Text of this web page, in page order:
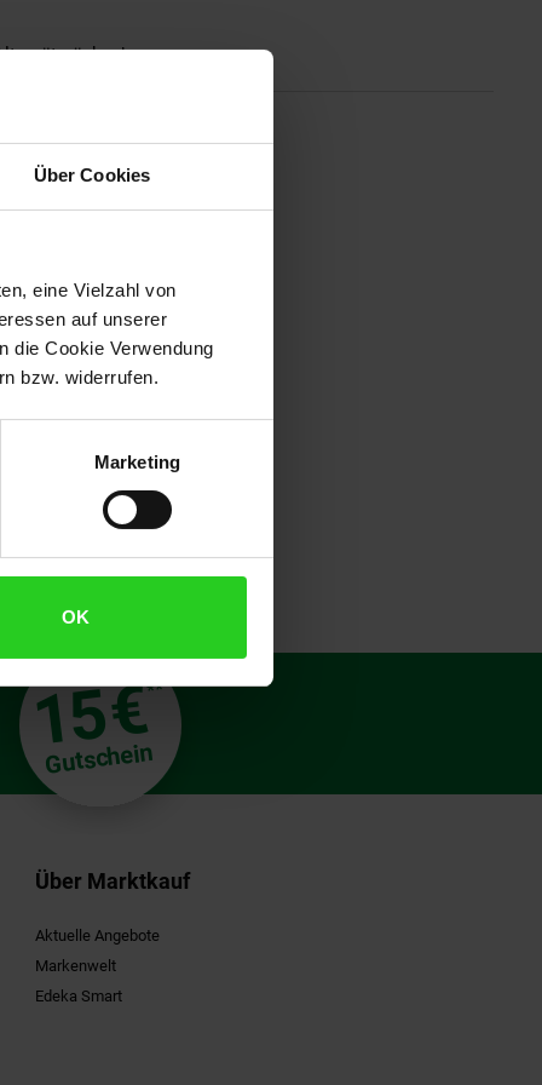
Über Cookies
eine Vielzahl von
auf unserer
die Cookie Verwendung
bzw. widerrufen.
Marketing
OK
Weise zu präsentieren. Mit
werden zu lassen. Der
Kontrastverhältnis von
Anschlüsse, um Ihre Fotos
Bilder gleichzeitig
15€**
Gutschein
Über Marktkauf
Aktuelle Angebote
Markenwelt
Edeka Smart